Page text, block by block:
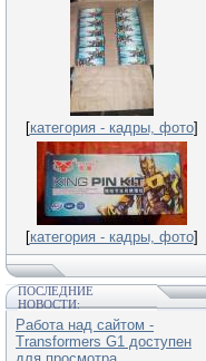
[категория - кадры, фото]
[категория - кадры, фото]
ПОСЛЕДНИЕ
НОВОСТИ:
Работа над сайтом -
Transformers G1 доступен